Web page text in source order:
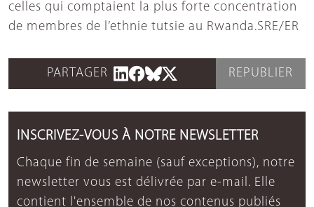
celles qui comptaient la plus forte concentration
de membres de l’ethnie tutsie au Rwanda.SRE/ER
PARTAGER REPUBLIER
INSCRIVEZ-VOUS À NOTRE NEWSLETTER
Chaque fin de semaine (sauf exceptions), notre
newsletter vous est délivrée par e-mail. Elle
contient l'ensemble de nos contenus publiés